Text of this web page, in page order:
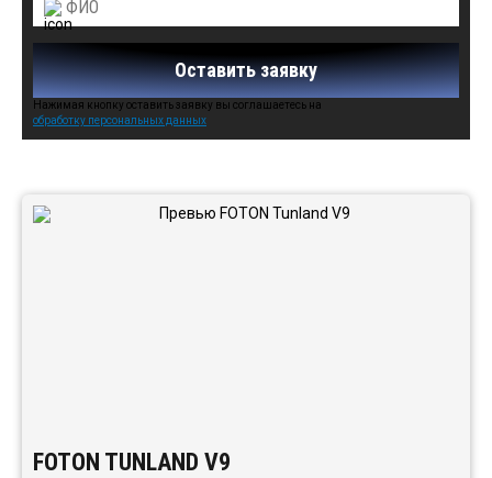
Оставить заявку
Нажимая кнопку оставить заявку вы соглашаетесь на
обработку персональных данных
FOTON TUNLAND V9